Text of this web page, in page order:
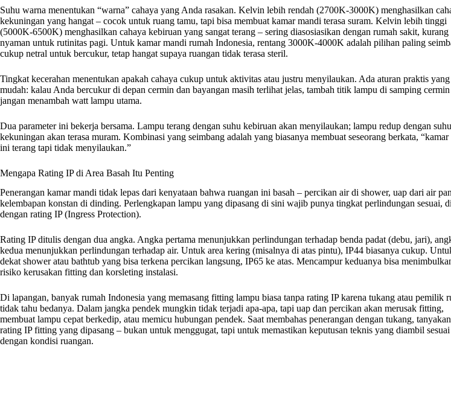
Suhu warna menentukan “warna” cahaya yang Anda rasakan. Kelvin lebih rendah (2700K-3000K) menghasilkan
kekuningan yang hangat – cocok untuk ruang tamu, tapi bisa membuat kamar mandi terasa suram. Kelvin lebih tinggi
(5000K-6500K) menghasilkan cahaya kebiruan yang sangat terang – sering diasosiasikan dengan rumah sakit, kurang
nyaman untuk rutinitas pagi. Untuk kamar mandi rumah Indonesia, rentang 3000K-4000K adalah pilihan paling
cukup netral untuk bercukur, tetap hangat supaya ruangan tidak terasa steril.
Tingkat kecerahan menentukan apakah cahaya cukup untuk aktivitas atau justru menyilaukan. Ada aturan praktis yang
mudah: kalau Anda bercukur di depan cermin dan bayangan masih terlihat jelas, tambah titik lampu di samping
jangan menambah watt lampu utama.
Dua parameter ini bekerja bersama. Lampu terang dengan suhu kebiruan akan menyilaukan; lampu redup dengan suhu
kekuningan akan terasa muram. Kombinasi yang seimbang adalah yang biasanya membuat seseorang berkata, “kamar
ini terang tapi tidak menyilaukan.”
Mengapa Rating IP di Area Basah Itu Penting
Penerangan kamar mandi tidak lepas dari kenyataan bahwa ruangan ini basah – percikan air di shower, uap dari air
kelembapan konstan di dinding. Perlengkapan lampu yang dipasang di sini wajib punya tingkat perlindungan sesuai,
dengan rating IP (Ingress Protection).
Rating IP ditulis dengan dua angka. Angka pertama menunjukkan perlindungan terhadap benda padat (debu, jari),
kedua menunjukkan perlindungan terhadap air. Untuk area kering (misalnya di atas pintu), IP44 biasanya cukup.
dekat shower atau bathtub yang bisa terkena percikan langsung, IP65 ke atas. Mencampur keduanya bisa
risiko kerusakan fitting dan korsleting instalasi.
Di lapangan, banyak rumah Indonesia yang memasang fitting lampu biasa tanpa rating IP karena tukang atau pemilik
tidak tahu bedanya. Dalam jangka pendek mungkin tidak terjadi apa-apa, tapi uap dan percikan akan merusak fitting,
membuat lampu cepat berkedip, atau memicu hubungan pendek. Saat membahas penerangan dengan tukang, tanyakan
rating IP fitting yang dipasang – bukan untuk menggugat, tapi untuk memastikan keputusan teknis yang diambil sesuai
dengan kondisi ruangan.